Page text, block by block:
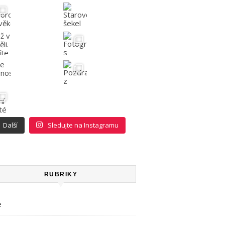
Další Sledujte na Instagramu
RUBRIKY